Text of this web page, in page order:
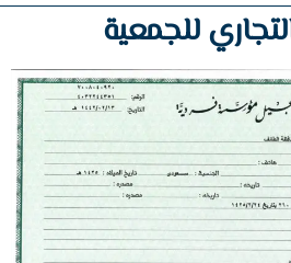
للجمعية